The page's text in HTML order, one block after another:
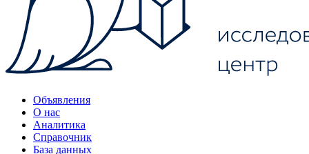
Объявления
О нас
Аналитика
Справочник
База данных